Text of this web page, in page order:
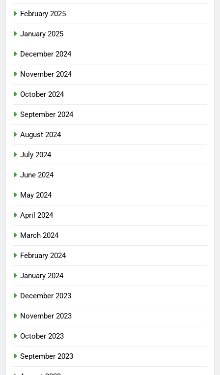
February 2025
January 2025
December 2024
November 2024
October 2024
September 2024
August 2024
July 2024
June 2024
May 2024
April 2024
March 2024
February 2024
January 2024
December 2023
November 2023
October 2023
September 2023